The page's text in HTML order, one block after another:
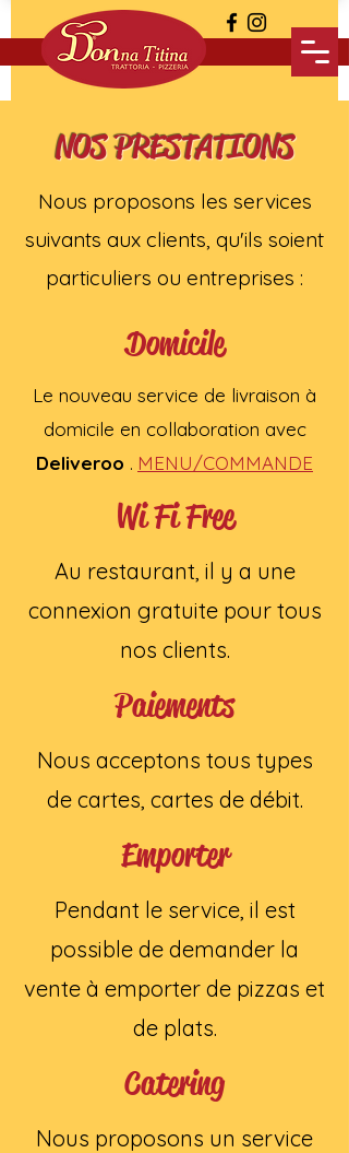
NOS PRESTATIONS
Nous proposons les services
suivants aux clients, qu'ils soient
particuliers ou entreprises :
Domicile
Le nouveau service de livraison à
domicile en collaboration avec
Deliveroo . MENU/COMMANDE
Wi Fi Free
Au restaurant, il y a une
connexion gratuite pour tous
nos clients.
Paiements
Nous acceptons tous types
de cartes, cartes de débit.
Emporter
Pendant le service, il est
possible de demander la
vente à emporter de pizzas et
de plats.
Catering
Nous proposons un service